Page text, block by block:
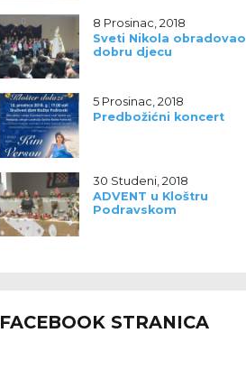
8 Prosinac, 2018
Sveti Nikola obradovao
dobru djecu
5 Prosinac, 2018
Predbožićni koncert
30 Studeni, 2018
ADVENT u Kloštru
Podravskom
FACEBOOK STRANICA